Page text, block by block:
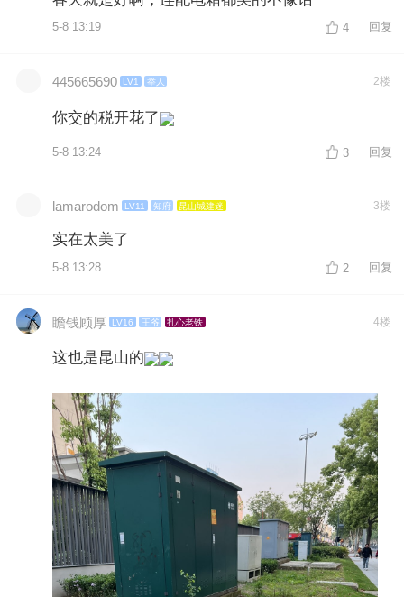
5-8 13:19 4 回复
445665690 LV1 举人 2楼
你交的税开花了
5-8 13:24 3 回复
lamarodom LV11 知府 昆山城建迷 3楼
实在太美了
5-8 13:28 2 回复
瞻钱顾厚 LV16 王爷 扎心老铁 4楼
这也是昆山的